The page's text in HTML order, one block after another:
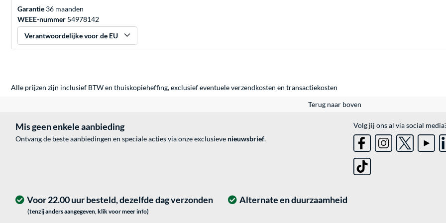
Garantie 36 maanden
WEEE-nummer 54978142
Verantwoordelijke voor de EU
Alle prijzen zijn inclusief BTW en thuiskopieheffing, exclusief eventueleverzendkosten en transactiekosten
Terug naar boven
Mis geen enkele aanbieding
Ontvang de beste aanbiedingen en speciale acties via onze exclusieve nieuwsbrief.
Volg jij ons al via social
Alternate en duurzaamheid
Voor 22.00 uur besteld, dezelfde dag verzonden
(tenzij anders aangegeven, klik voor meer info)